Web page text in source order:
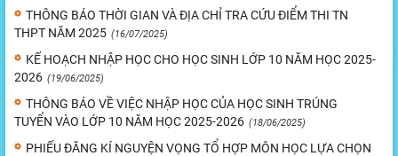
THÔNG BÁO THỜI GIAN VÀ ĐỊA CHỈ TRA CỨU ĐIỂM THI TN
THPT NĂM 2025 (16/07/2025)
KẾ HOẠCH NHẬP HỌC CHO HỌC SINH LỚP 10 NĂM HỌC 2025-
2026 (19/06/2025)
THÔNG BÁO VỀ VIỆC NHẬP HỌC CỦA HỌC SINH TRÚNG
TUYỂN VÀO LỚP 10 NĂM HỌC 2025-2026 (18/06/2025)
PHIẾU ĐĂNG KÍ NGUYỆN VỌNG TỔ HỢP MÔN HỌC LỰA CHỌN